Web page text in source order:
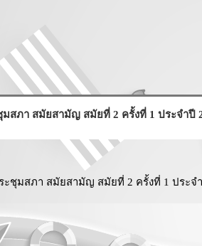
สภา สมัยสามัญ สมัยที่ 2 ครั้งที่ 1 ประจำปี
ชุมสภา สมัยสามัญ สมัยที่ 2 ครั้งที่ 1 ประจ